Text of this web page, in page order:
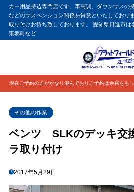
カー用品持込専門店です。車高調、ダウンサスの
などのサスペンション関係を得意といたしており
取り付けお待ち致しております。 愛知県日進市は
東郷町など
現在ご予約の方がかなり混んでおりご予約は余裕をも
その他の作業
ベンツ SLKのデッキ交
ラ取り付け
2017年5月29日